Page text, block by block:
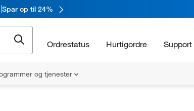
Spar op til 24%
Ordrestatus Hurtigordre Support
og tjenester